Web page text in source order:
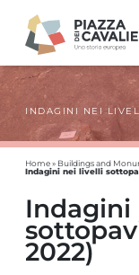
BUILDINGS
THE PIAZZA
PEOPLE
INDAGINI NEI
Home» Buildings and
Indagini nei livelli
Indagini
2022)